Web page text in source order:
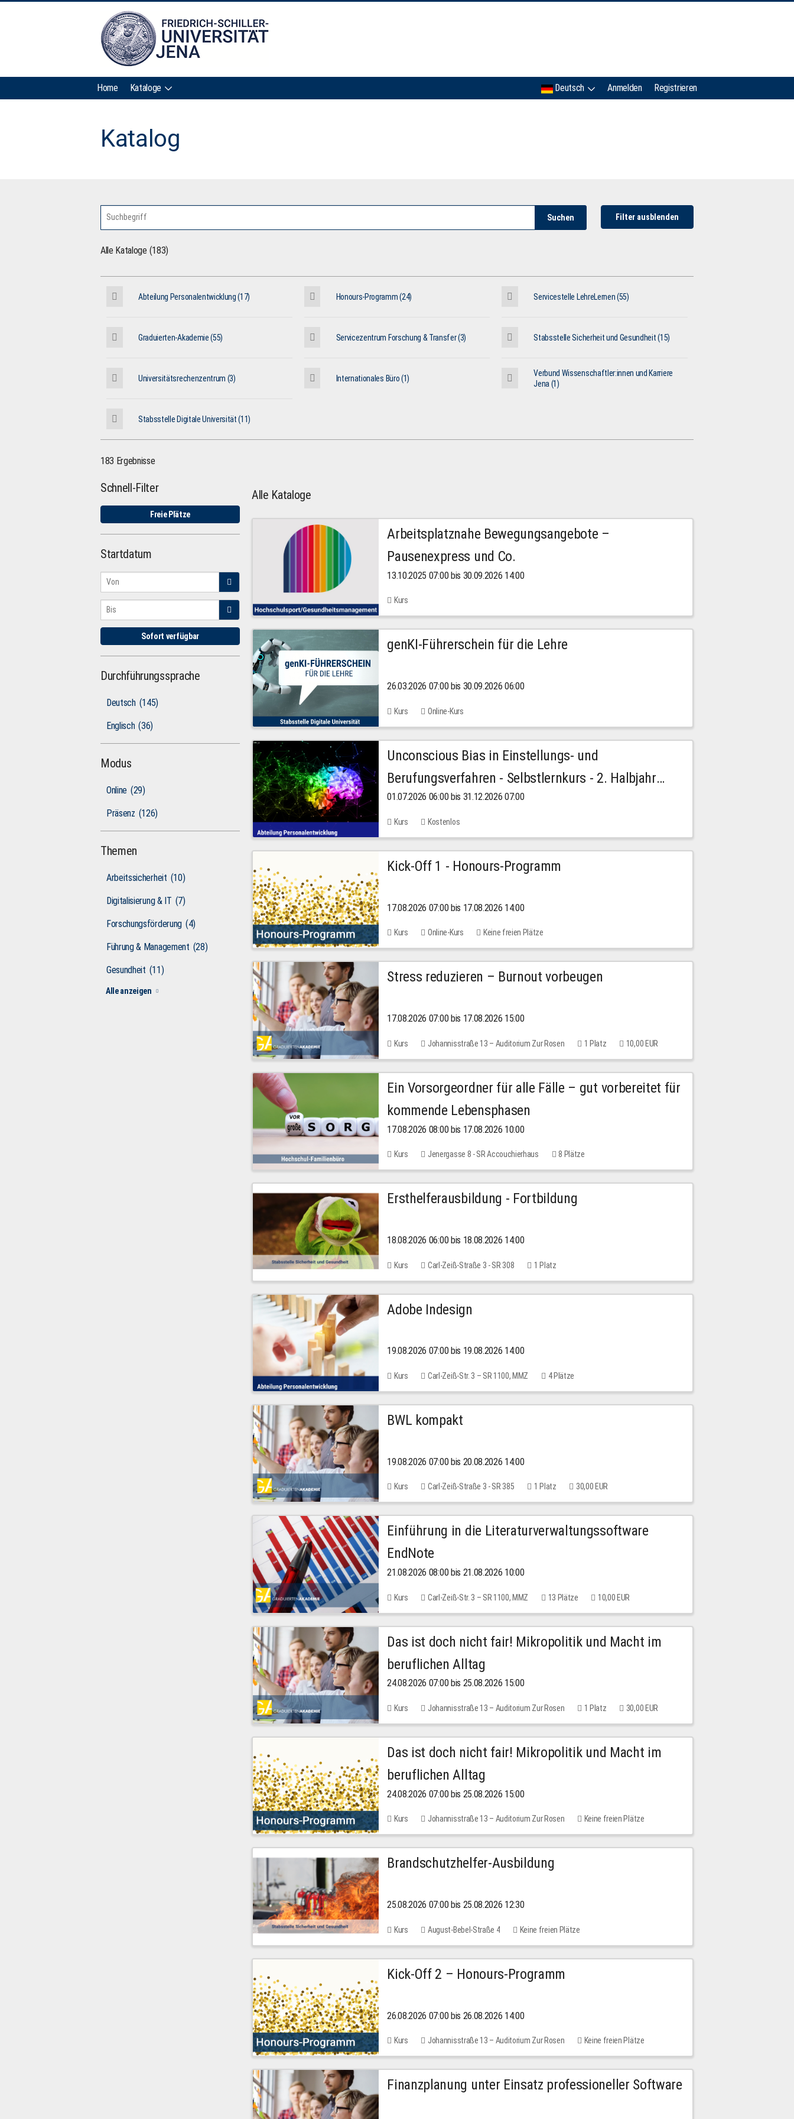
Home Kataloge Deutsch Anmelden Registrieren
Katalog
Suchen Filter ausblenden
Alle Kataloge (183)
Abteilung Personalentwicklung (17) Honours-Programm (24) Servicestelle LehreLernen (55)
Graduierten-Akademie (55) Servicezentrum Forschung & Transfer (3) Stabsstelle Sicherheit und Gesundheit (15)
Universitätsrechenzentrum (3) Internationales Büro (1)
Verbund Wissenschaftler:innen und Karriere
Jena (1)
Stabsstelle Digitale Universität (11)
183 Ergebnisse
Schnell-Filter
Freie Plätze
Startdatum
Sofort verfügbar
Durchführungssprache
Deutsch (145)
Englisch (36)
Modus
Online (29)
Präsenz (126)
Themen
Arbeitssicherheit (10)
Digitalisierung & IT (7)
Forschungsförderung (4)
Führung & Management (28)
Gesundheit (11)
Alle anzeigen
Alle Kataloge
Arbeitsplatznahe Bewegungsangebote –
Pausenexpress und Co.
13.10.2025 07:00 bis 30.09.2026 14:00
Kurs
genKI-Führerschein für die Lehre
26.03.2026 07:00 bis 30.09.2026 06:00
Kurs Online-Kurs
Unconscious Bias in Einstellungs- und
Berufungsverfahren - Selbstlernkurs - 2. Halbjahr
2026
01.07.2026 06:00 bis 31.12.2026 07:00
Kurs Kostenlos
Kick-Off 1 - Honours-Programm
17.08.2026 07:00 bis 17.08.2026 14:00
Kurs Online-Kurs Keine freien Plätze
Stress reduzieren – Burnout vorbeugen
17.08.2026 07:00 bis 17.08.2026 15:00
Kurs Johannisstraße 13 – Auditorium Zur Rosen 1 Platz 10,00 EUR
Ein Vorsorgeordner für alle Fälle – gut vorbereitet für
kommende Lebensphasen
17.08.2026 08:00 bis 17.08.2026 10:00
Kurs Jenergasse 8 - SR Accouchierhaus 8 Plätze
Ersthelferausbildung - Fortbildung
18.08.2026 06:00 bis 18.08.2026 14:00
Kurs Carl-Zeiß-Straße 3 - SR 308 1 Platz
Adobe Indesign
19.08.2026 07:00 bis 19.08.2026 14:00
Kurs Carl-Zeiß-Str. 3 – SR 1100, MMZ 4 Plätze
BWL kompakt
19.08.2026 07:00 bis 20.08.2026 14:00
Kurs Carl-Zeiß-Straße 3 - SR 385 1 Platz 30,00 EUR
Einführung in die Literaturverwaltungssoftware
EndNote
21.08.2026 08:00 bis 21.08.2026 10:00
Kurs Carl-Zeiß-Str. 3 – SR 1100, MMZ 13 Plätze 10,00 EUR
Das ist doch nicht fair! Mikropolitik und Macht im
beruflichen Alltag
24.08.2026 07:00 bis 25.08.2026 15:00
Kurs Johannisstraße 13 – Auditorium Zur Rosen 1 Platz 30,00 EUR
Das ist doch nicht fair! Mikropolitik und Macht im
beruflichen Alltag
24.08.2026 07:00 bis 25.08.2026 15:00
Kurs Johannisstraße 13 – Auditorium Zur Rosen Keine freien Plätze
Brandschutzhelfer-Ausbildung
25.08.2026 07:00 bis 25.08.2026 12:30
Kurs August-Bebel-Straße 4 Keine freien Plätze
Kick-Off 2 – Honours-Programm
26.08.2026 07:00 bis 26.08.2026 14:00
Kurs Johannisstraße 13 – Auditorium Zur Rosen Keine freien Plätze
Finanzplanung unter Einsatz professioneller Software